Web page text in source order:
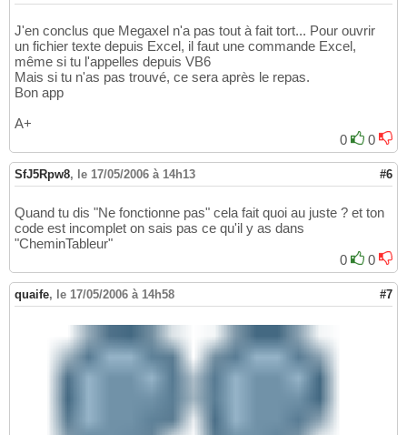
J'en conclus que Megaxel n'a pas tout à fait tort... Pour ouvrir
un fichier texte depuis Excel, il faut une commande Excel,
même si tu l'appelles depuis VB6
Mais si tu n'as pas trouvé, ce sera après le repas.
Bon app
A+
0
0
SfJ5Rpw8, le 17/05/2006 à 14h13 #6
Quand tu dis "Ne fonctionne pas" cela fait quoi au juste ? et ton
code est incomplet on sais pas ce qu'il y as dans
"CheminTableur"
0
0
quaife, le 17/05/2006 à 14h58 #7